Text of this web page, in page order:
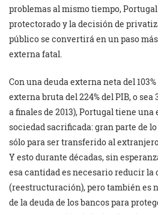
problemas al mismo tiempo,
protectorado y la decisión de
público se convertirá en un paso
externa fatal.
Con una deuda externa neta del
externa bruta del 224% del PIB, o
a finales de 2013), Portugal tiene
sociedad sacrificada: gran parte de
sólo para ser transferido al
Y esto durante décadas, sin
esa cantidad es necesario reducir la
(reestructuración), pero también es
de la deuda de los bancos para